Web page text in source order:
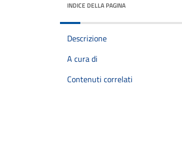
INDICE DELLA PAGINA
Descrizione
A cura di
Contenuti correlati